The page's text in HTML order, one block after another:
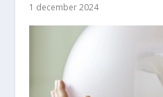
1 december 2024